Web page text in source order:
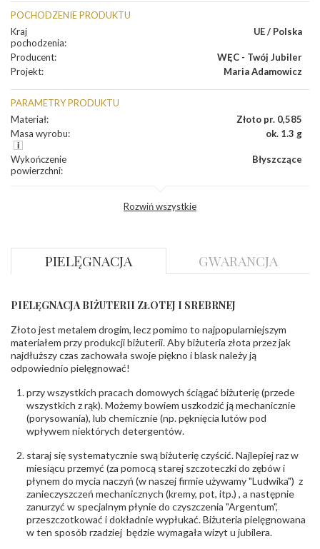
POCHODZENIE PRODUKTU
Kraj
pochodzenia:
UE / Polska
Producent:
WĘC - Twój Jubiler
Projekt: Maria Adamowicz
PARAMETRY PRODUKTU
Materiał:
Złoto pr. 0,585
Masa wyrobu: ok. 1.3 g
Wykończenie
powierzchni:
Błyszczące
Producent
odpowiedzialny:
WĘC-Twój Jubiler S.C. Artur Węc, Małgorzata
Suchan, ul. Kurczaba 3, 30-868 Kraków; NIP:
679-25-92-107; sklep@wec.com.pl
- rodzaj
ostrzeżenia:
,Elementy w wyrobie wykonane z białego złota
zawierają nikiel
Rozwiń wszystkie
PIELĘGNACJA GWARANCJA
PIELĘGNACJA BIŻUTERII ZŁOTEJ I SREBRNEJ
Złoto jest metalem drogim, lecz pomimo to najpopularniejszym
materiałem przy produkcji biżuterii. Aby biżuteria złota przez jak
najdłuższy czas zachowała swoje piękno i blask należy ją
odpowiednio pielęgnować!
przy wszystkich pracach domowych ściągać biżuterię (przede
wszystkich z rąk). Możemy bowiem uszkodzić ją mechanicznie
(porysowania), lub chemicznie (np. pęknięcia lutów pod
wpływem niektórych detergentów.
staraj się systematycznie swą biżuterię czyścić. Najlepiej raz w
miesiącu przemyć (za pomocą starej szczoteczki do zębów i
płynem do mycia naczyń (w naszej firmie używamy "Ludwika") z
zanieczyszczeń mechanicznych (kremy, pot, itp.) , a następnie
zanurzyć w specjalnym płynie do czyszczenia "Argentum",
przeszczotkować i dokładnie wypłukać. Biżuteria pielęgnowana
w ten sposób rzadziej będzie wymagała wizyt u jubilera.